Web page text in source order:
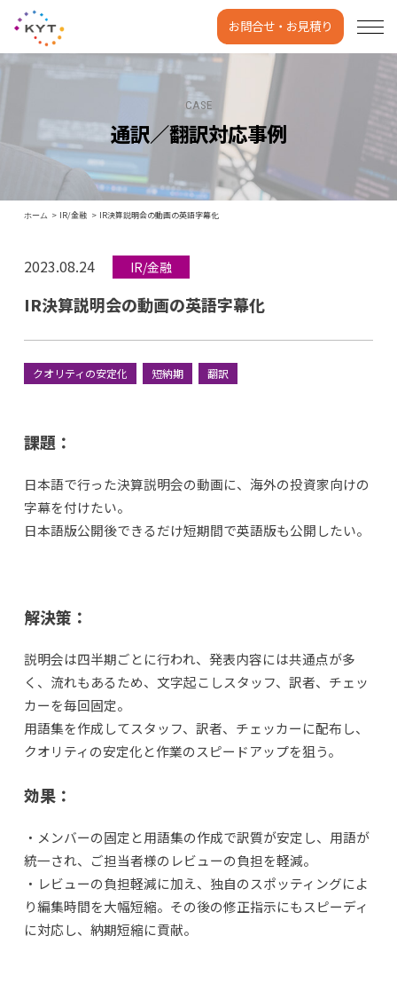
お問合せ・お見積り
CASE
通訳／翻訳対応事例
ホーム IR/金融 IR決算説明会の動画の英語字幕化
2023.08.24 IR/金融
IR決算説明会の動画の英語字幕化
クオリティの安定化 短納期 翻訳
課題：
日本語で行った決算説明会の動画に、海外の投資家向けの
字幕を付けたい。
日本語版公開後できるだけ短期間で英語版も公開したい。
解決策：
説明会は四半期ごとに行われ、発表内容には共通点が多
く、流れもあるため、文字起こしスタッフ、訳者、チェッ
カーを毎回固定。
用語集を作成してスタッフ、訳者、チェッカーに配布し、
クオリティの安定化と作業のスピードアップを狙う。
効果：
・メンバーの固定と用語集の作成で訳質が安定し、用語が
統一され、ご担当者様のレビューの負担を軽減。
・レビューの負担軽減に加え、独自のスポッティングによ
り編集時間を大幅短縮。その後の修正指示にもスピーディ
に対応し、納期短縮に貢献。